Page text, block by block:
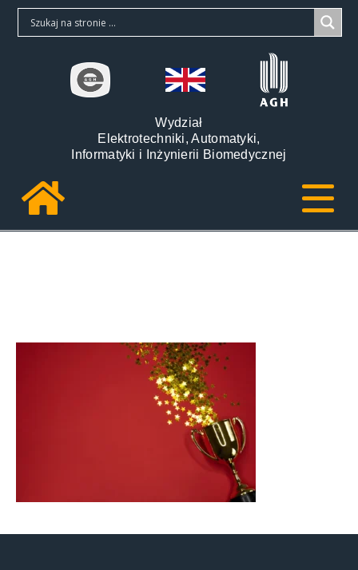
Wydział
Elektrotechniki, Automatyki,
Informatyki i Inżynierii Biomedycznej